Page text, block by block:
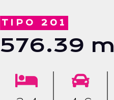
TIPO 201
576.39 m